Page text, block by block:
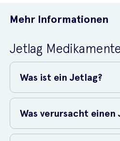
Mehr Informationen
Jetlag
Was ist ein Jetlag?
Jetlag, medizinisch bekannt als
Zeitzonenkater, ist eine Störung, die
Kopfschmerzen,
Verdauungsprobleme verursacht.
Was verursacht einen
Um zu verstehen, was Jetlag